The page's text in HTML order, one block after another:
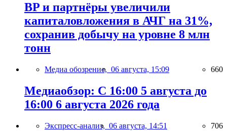
BP и партнёры увеличили
капиталовложения в АЧГ на 31%,
сохранив добычу на уровне 8 млн
тонн
Медиа обозрение, 06 августа, 15:09 660
Медиаобзор: С 16:00 5 августа до
16:00 6 августа 2026 года
Экспресс-анализ, 06 августа, 14:51 706